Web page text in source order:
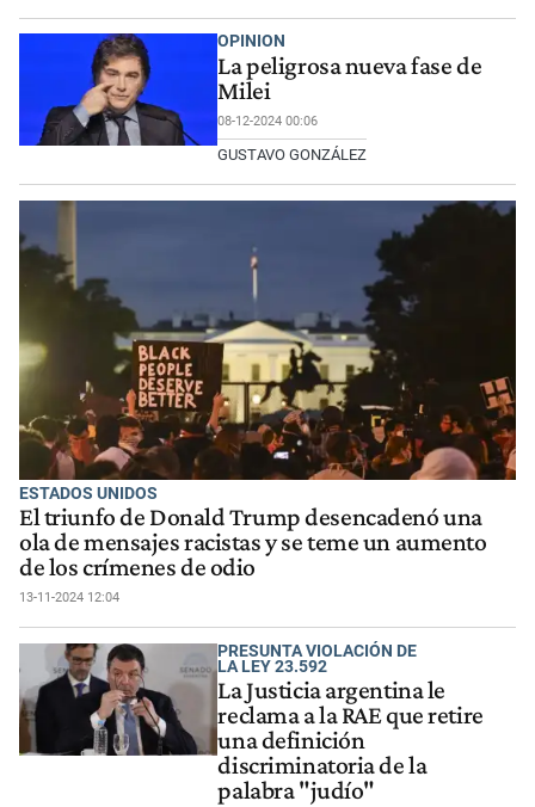
OPINION
La peligrosa nueva fase de
Milei
08-12-2024 00:06
GUSTAVO GONZÁLEZ
ESTADOS UNIDOS
El triunfo de Donald Trump desencadenó una
ola de mensajes racistas y se teme un aumento
de los crímenes de odio
13-11-2024 12:04
PRESUNTA VIOLACIÓN DE
LA LEY 23.592
La Justicia argentina le
reclama a la RAE que retire
una definición
discriminatoria de la
palabra "judío"